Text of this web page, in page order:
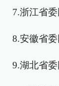
7.浙江省
8.安徽省
9.湖北省